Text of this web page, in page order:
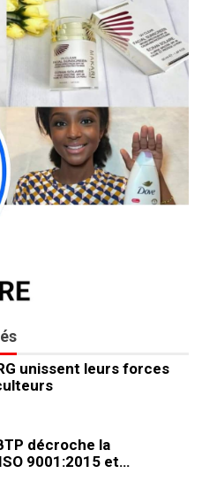
unissent leurs forces
décroche la
9001:2015 et…